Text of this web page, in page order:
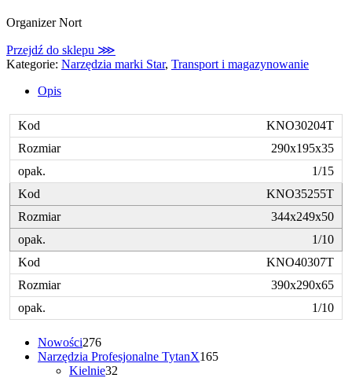
Organizer Nort
Przejdź do sklepu ⋙
Kategorie: Narzędzia marki Star, Transport i magazynowanie
Opis
KNO30204T
290x195x35
1/15
KNO35255T
344x249x50
1/10
KNO40307T
390x290x65
1/10
Nowości276276
produktów
Narzędzia Profesjonalne TytanX165165
Kielnie32